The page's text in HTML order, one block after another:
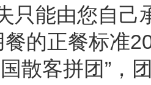
只能由您自己
餐的正餐标准
散客拼团”，